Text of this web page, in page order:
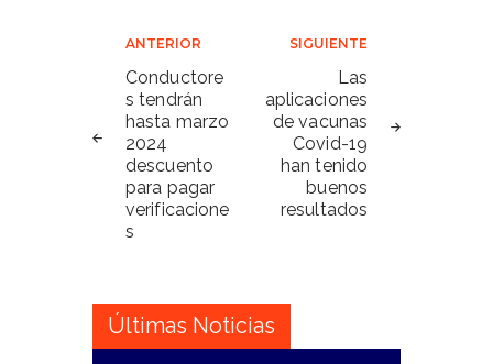
Navegación
de
entradas
ANTERIOR
Conductore
s tendrán
hasta marzo
2024
descuento
para pagar
verificacione
s
SIGUIENTE
Las
aplicaciones
de vacunas
Covid-19
han tenido
buenos
resultados
Últimas Noticias